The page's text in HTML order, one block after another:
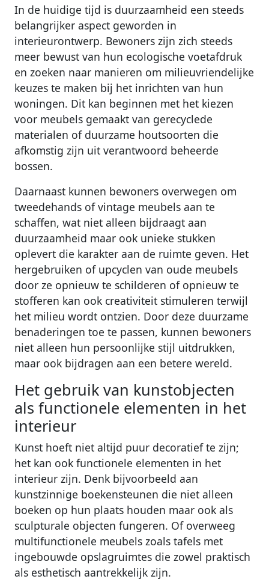
In de huidige tijd is duurzaamheid een steeds
belangrijker aspect geworden in
interieurontwerp. Bewoners zijn zich steeds
meer bewust van hun ecologische voetafdruk
en zoeken naar manieren om milieuvriendelijke
keuzes te maken bij het inrichten van hun
woningen. Dit kan beginnen met het kiezen
voor meubels gemaakt van gerecyclede
materialen of duurzame houtsoorten die
afkomstig zijn uit verantwoord beheerde
bossen.
Daarnaast kunnen bewoners overwegen om
tweedehands of vintage meubels aan te
schaffen, wat niet alleen bijdraagt aan
duurzaamheid maar ook unieke stukken
oplevert die karakter aan de ruimte geven. Het
hergebruiken of upcyclen van oude meubels
door ze opnieuw te schilderen of opnieuw te
stofferen kan ook creativiteit stimuleren terwijl
het milieu wordt ontzien. Door deze duurzame
benaderingen toe te passen, kunnen bewoners
niet alleen hun persoonlijke stijl uitdrukken,
maar ook bijdragen aan een betere wereld.
Het gebruik van kunstobjecten
als functionele elementen in het
interieur
Kunst hoeft niet altijd puur decoratief te zijn;
het kan ook functionele elementen in het
interieur zijn. Denk bijvoorbeeld aan
kunstzinnige boekensteunen die niet alleen
boeken op hun plaats houden maar ook als
sculpturale objecten fungeren. Of overweeg
multifunctionele meubels zoals tafels met
ingebouwde opslagruimtes die zowel praktisch
als esthetisch aantrekkelijk zijn.